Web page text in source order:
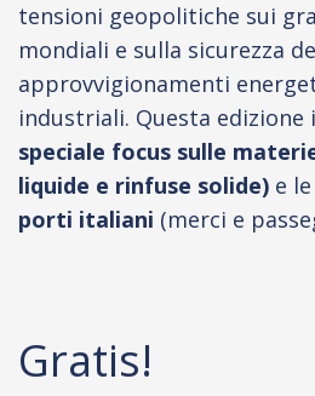
tensioni geopolitiche sui
mondiali e sulla sicurezza
approvvigionamenti
industriali. Questa
speciale focus sulle
liquide e rinfuse solide) e le
porti italiani (merci e
Gratis!